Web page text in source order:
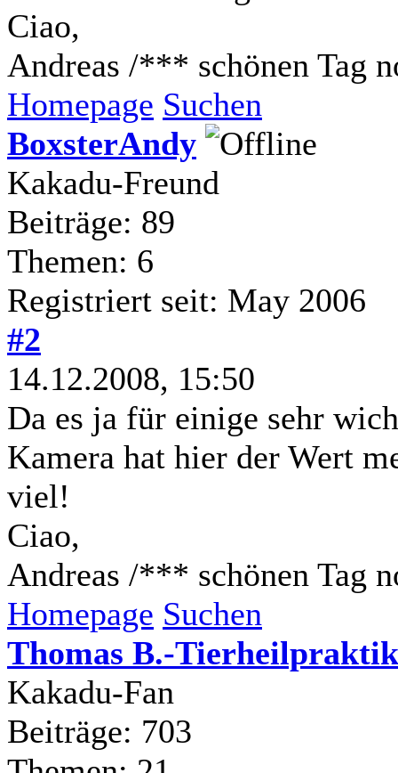
Ciao,
Andreas /*** schönen Tag
Homepage Suchen
BoxsterAndy
Kakadu-Freund
Beiträge: 89
Themen: 6
Registriert seit: May 2006
#2
14.12.2008, 15:50
Da es ja für einige sehr
Kamera hat hier der Wert
viel!
Ciao,
Andreas /*** schönen Tag
Homepage Suchen
Thomas B.-
Kakadu-Fan
Beiträge: 703